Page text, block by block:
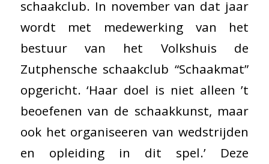
schaakclub. In november van dat jaar
wordt met medewerking van het
bestuur van het Volkshuis de
Zutphensche schaakclub “Schaakmat”
opgericht. ‘Haar doel is niet alleen ’t
beoefenen van de schaakkunst, maar
ook het organiseeren van wedstrijden
en opleiding in dit spel.’ Deze